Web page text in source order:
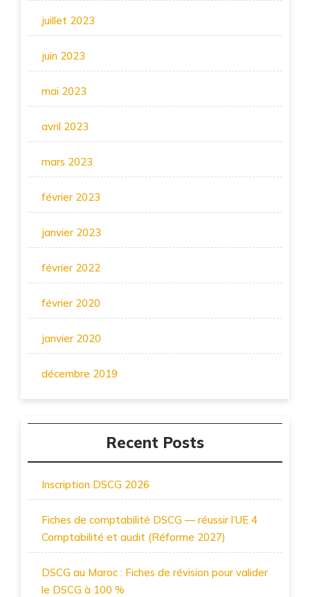
juillet 2023
juin 2023
mai 2023
avril 2023
mars 2023
février 2023
janvier 2023
février 2022
février 2020
janvier 2020
décembre 2019
Recent Posts
Inscription DSCG 2026
Fiches de comptabilité DSCG — réussir l’UE 4
Comptabilité et audit (Réforme 2027)
DSCG au Maroc : Fiches de révision pour valider
le DSCG à 100 %